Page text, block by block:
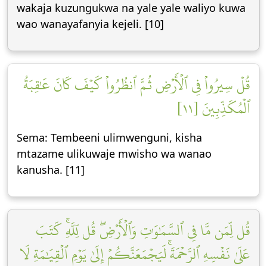
wakaja kuzungukwa na yale yale waliyo kuwa
wao wanayafanyia kejeli. [10]
قُلۡ سِيرُواْ فِي ٱلۡأَرۡضِ ثُمَّ ٱنظُرُواْ كَيۡفَ كَانَ عَٰقِبَةُ
ٱلۡمُكَذِّبِينَ [١١]
Sema: Tembeeni ulimwenguni, kisha
mtazame ulikuwaje mwisho wa wanao
kanusha. [11]
قُل لِّمَن مَّا فِي ٱلسَّمَٰوَٰتِ وَٱلۡأَرۡضِۖ قُل لِّلَّهِۚ كَتَبَ
عَلَىٰ نَفۡسِهِ ٱلرَّحۡمَةَۚ لَيَجۡمَعَنَّكُمۡ إِلَىٰ يَوۡمِ ٱلۡقِيَٰمَةِ لَا